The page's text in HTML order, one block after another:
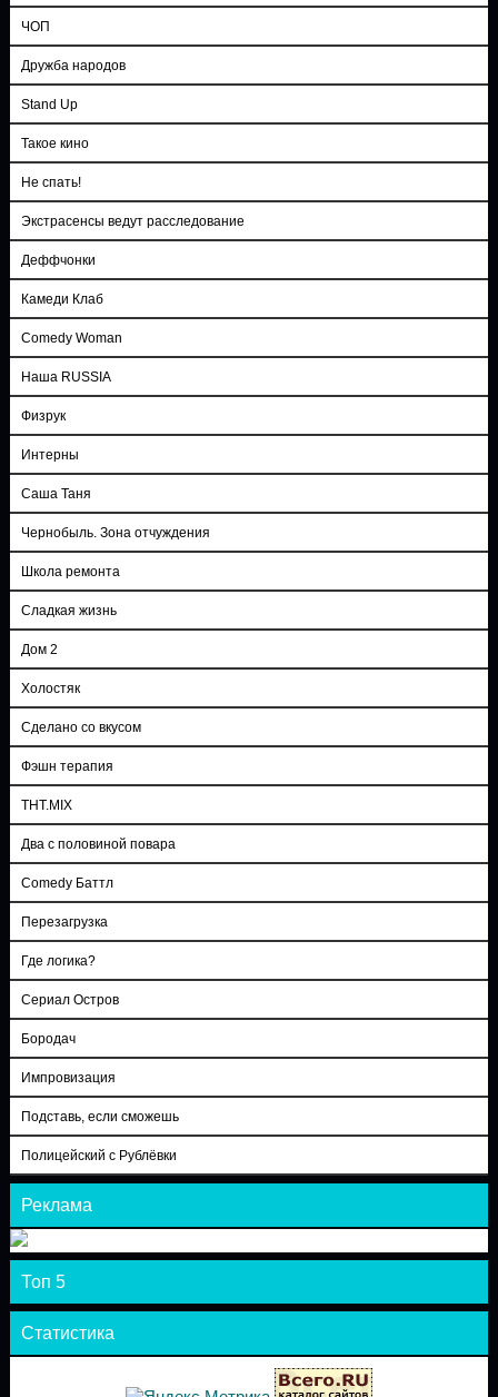
ЧОП
Дружба народов
Stand Up
Такое кино
Не спать!
Экстрасенсы ведут расследование
Деффчонки
Камеди Клаб
Comedy Woman
Наша RUSSIA
Физрук
Интерны
Саша Таня
Чернобыль. Зона отчуждения
Школа ремонта
Сладкая жизнь
Дом 2
Холостяк
Сделано со вкусом
Фэшн терапия
ТНТ.MIX
Два с половиной повара
Comedy Баттл
Перезагрузка
Где логика?
Сериал Остров
Бородач
Импровизация
Подставь, если сможешь
Полицейский с Рублёвки
Реклама
Топ 5
Статистика